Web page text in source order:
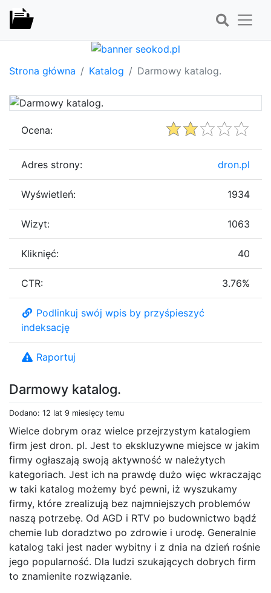
Strona główna Katalog Darmowy katalog.
Darmowy katalog.
Dodano: 12 lat 9 miesięcy temu
Wielce dobrym oraz wielce przejrzystym katalogiem
firm jest dron. pl. Jest to ekskluzywne miejsce w jakim
firmy ogłaszają swoją aktywność w należytych
kategoriach. Jest ich na prawdę dużo więc wkraczając
w taki katalog możemy być pewni, iż wyszukamy
firmy, które zrealizują bez najmniejszych problemów
naszą potrzebę. Od AGD i RTV po budownictwo bądź
chemie lub doradztwo po zdrowie i urodę. Generalnie
katalog taki jest nader wybitny i z dnia na dzień rośnie
jego popularność. Dla ludzi szukających dobrych firm
to znamienite rozwiązanie.
Ocena:
Adres strony: dron.pl
Wyświetleń: 1934
Wizyt: 1063
Kliknięć: 40
CTR: 3.76%
Podlinkuj swój wpis by przyśpieszyć
indeksację
Raportuj